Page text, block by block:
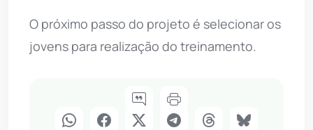
O próximo passo do projeto é selecionar os
jovens para realização do treinamento.